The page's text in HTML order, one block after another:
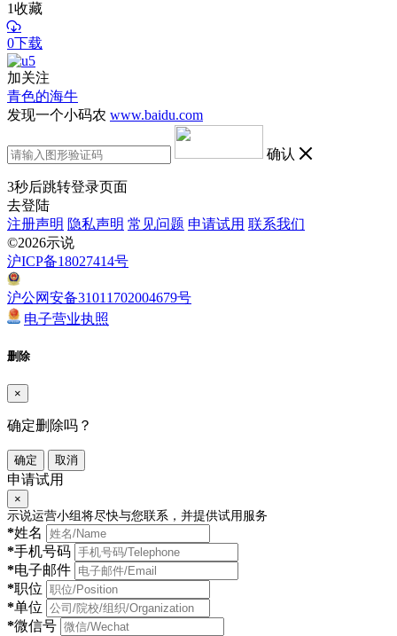
1收藏
0下载
加关注
青色的海牛
发现一个小码农 www.baidu.com
确认
3秒后跳转登录页面
去登陆
注册声明 隐私声明 常见问题 申请试用 联系我们
©2026示说
沪ICP备18027414号
沪公网安备31011702004679号
电子营业执照
删除
×
确定删除吗？
确定 取消
申请试用
×
示说运营小组将尽快与您联系，并提供试用服务
*姓名
*手机号码
*电子邮件
*职位
*单位
*微信号